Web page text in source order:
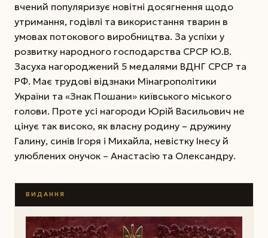
вчений популяризує новітні досягнення щодо
утримання, годівлі та використання тварин в
умовах потокового виробництва. За успіхи у
розвитку народного господарства СРСР Ю.В.
Засуха нагороджений 5 медалями ВДНГ СРСР та
РФ. Має трудові відзнаки Мінагрополітики
України та «Знак Пошани» київського міського
голови. Проте усі нагороди Юрій Васильович не
цінує так високо, як власну родину – дружину
Галину, синів Ігоря і Михайла, невістку Інесу й
улюблених онучок – Анастасію та Олександру.
ВИДАННЯ